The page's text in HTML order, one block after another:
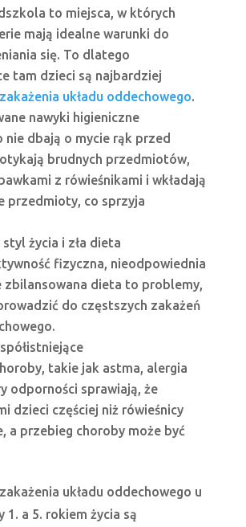
to miejsca, w których
mają idealne warunki do
się. To dlatego
tam dzieci są najbardziej
zakażenia układu oddechowego.
nawyki higieniczne
nie dbają o mycie rąk przed
brudnych przedmiotów,
z rówieśnikami i wkładają
przedmioty, co sprzyja
życia i zła dieta
fizyczna, nieodpowiednia
zbilansowana dieta to problemy,
do częstszych zakażeń
takie jak astma, alergia
odporności sprawiają, że
dzieci częściej niż rówieśnicy
a przebieg choroby może być
układu oddechowego u
1. a 5. rokiem życia są